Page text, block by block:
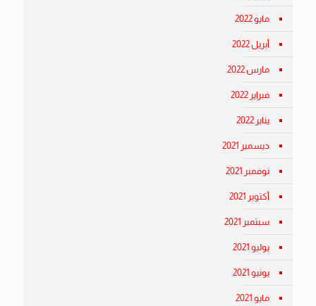
مايو 2022
أبريل 2022
مارس 2022
فبراير 2022
يناير 2022
ديسمبر 2021
نوفمبر 2021
أكتوبر 2021
سبتمبر 2021
يوليو 2021
يونيو 2021
مايو 2021